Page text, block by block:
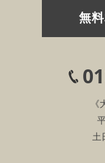
無
土